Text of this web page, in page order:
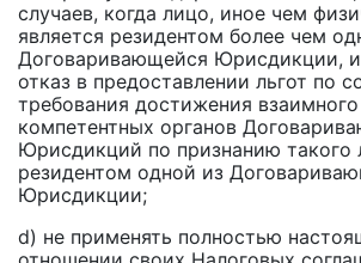
случаев, когда лицо, иное чем
является резидентом более чем
Договаривающейся Юрисдикции, и
отказ в предоставлении льгот по
требования достижения взаимного
компетентных органов
Юрисдикций по признанию такого
резидентом одной из
Юрисдикции;
d) не применять полностью